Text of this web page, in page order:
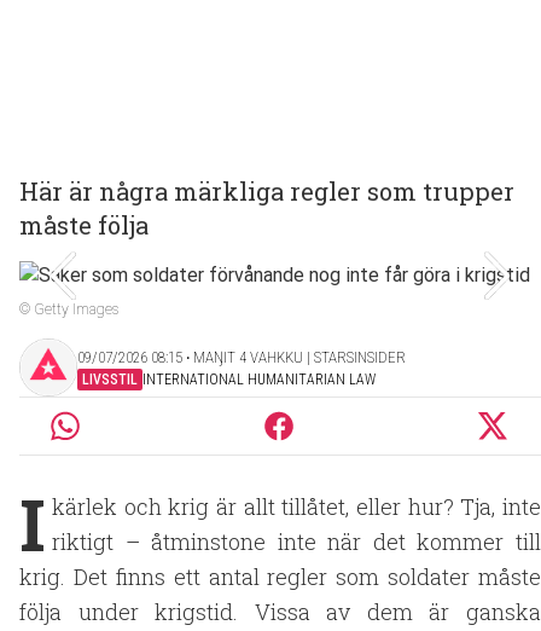
Här är några märkliga regler som trupper
måste följa
© Getty Images
09/07/2026 08:15 ‧ MAŊIT 4 VAHKKU | STARSINSIDER
LIVSSTIL INTERNATIONAL HUMANITARIAN LAW
I kärlek och krig är allt tillåtet, eller hur? Tja, inte
riktigt – åtminstone inte när det kommer till
krig. Det finns ett antal regler som soldater måste
följa under krigstid. Vissa av dem är ganska